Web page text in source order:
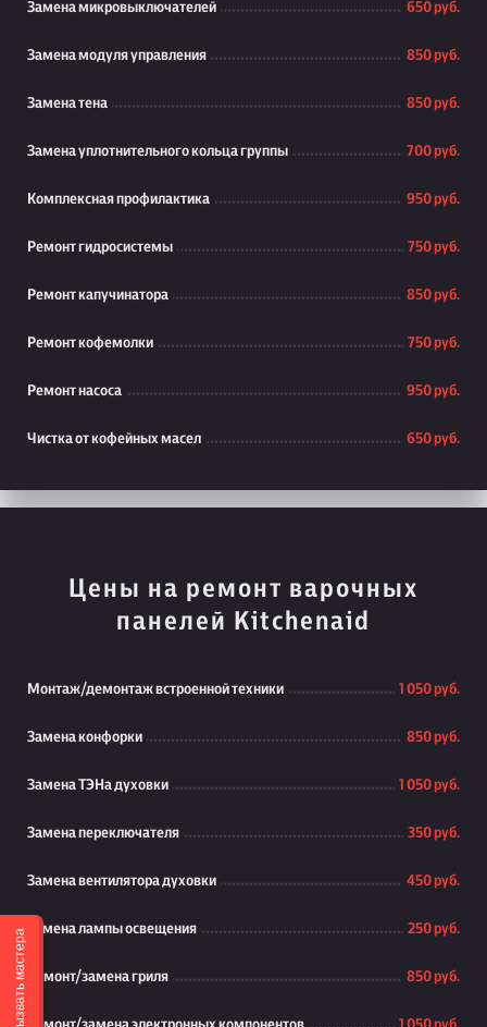
Замена микровыключателей 650 руб.
Замена модуля управления 850 руб.
Замена тена 850 руб.
Замена уплотнительного кольца группы 700 руб.
Комплексная профилактика 950 руб.
Ремонт гидросистемы 750 руб.
Ремонт капучинатора 850 руб.
Ремонт кофемолки 750 руб.
Ремонт насоса 950 руб.
Чистка от кофейных масел 650 руб.
Цены на ремонт варочных
панелей Kitchenaid
Монтаж/демонтаж встроенной техники 1 050 руб.
Замена конфорки 850 руб.
Замена ТЭНа духовки 1 050 руб.
Замена переключателя 350 руб.
Замена вентилятора духовки 450 руб.
Замена лампы освещения 250 руб.
Ремонт/замена гриля 850 руб.
Вызвать мастера